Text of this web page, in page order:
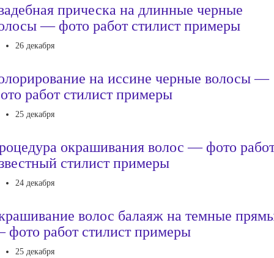
прическа на длинные черные
— фото работ стилист примеры
26 декабря
на иссине черные волосы —
работ стилист примеры
25 декабря
окрашивания волос — фото
стилист примеры
24 декабря
волос балаяж на темные
работ стилист примеры
25 декабря